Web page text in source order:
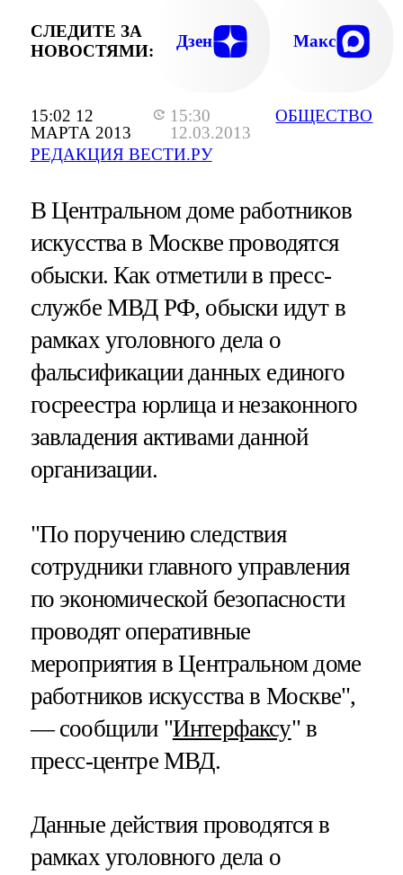
15:02 12
МАРТА 2013
15:30
12.03.2013
РЕДАКЦИЯ ВЕСТИ.РУ
ОБЩЕСТВО
СЛЕДИТЕ ЗА
НОВОСТЯМИ:
Дзен Макс
В Центральном доме работников
искусства в Москве проводятся
обыски. Как отметили в пресс-
службе МВД РФ, обыски идут в
рамках уголовного дела о
фальсификации данных единого
госреестра юрлица и незаконного
завладения активами данной
организации.
"По поручению следствия
сотрудники главного управления
по экономической безопасности
проводят оперативные
мероприятия в Центральном доме
работников искусства в Москве",
— сообщили "Интерфаксу" в
пресс-центре МВД.
Данные действия проводятся в
рамках уголовного дела о